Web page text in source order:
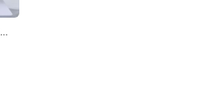
รับซื้อมือถือทุกรุ่น iPhone iPad Samsung Oppo Vivo Huawei Xiaomi Sony Realme และรุ่นอื่นๆ ทักมาสอบถามก่อนได้ครับ